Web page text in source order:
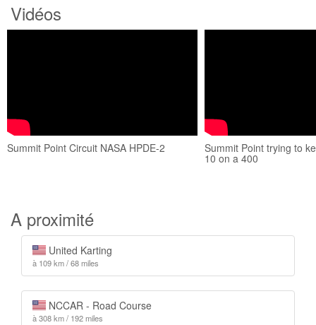
Vidéos
Summit Point Circuit NASA HPDE-2 Summit Point trying to
10 on a 400
A proximité
United Karting
à 109 km / 68 miles
NCCAR - Road Course
à 308 km / 192 miles